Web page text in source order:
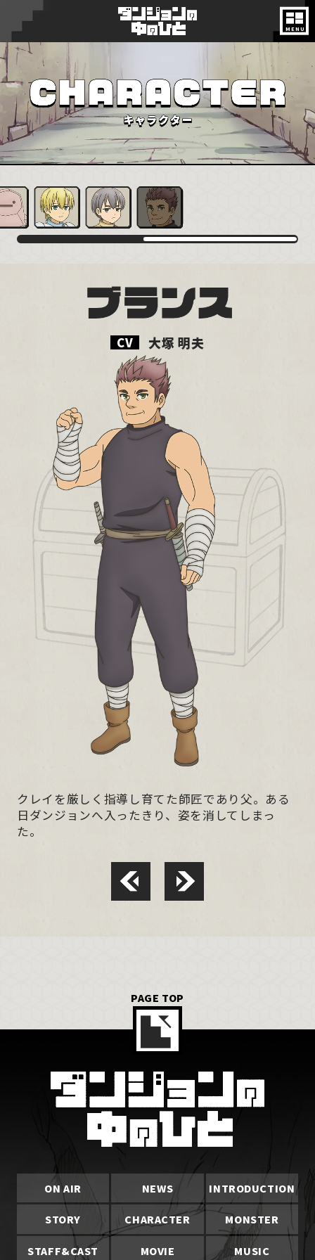
ON AIR
NEWS
INTRODUCTION
STORY
CHARACTER
STAFF&CAST
MUSIC
BOOKS
Blu-ray
SPECIAL
大塚 明夫
クレイを厳しく指導し育てた師匠であり父。ある
日ダンジョンへ入ったきり、姿を消してしまっ
た。
PAGE TOP
ON AIR NEWS INTRODUCTION
STORY CHARACTER MONSTER
STAFF&CAST MOVIE MUSIC